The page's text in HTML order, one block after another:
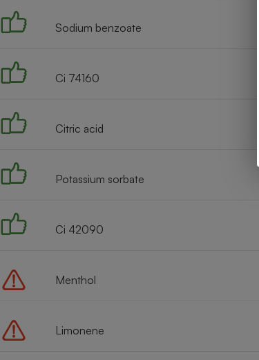
Sodium benzoate
Ci 74160
Citric acid
Potassium sorbate
Ci 42090
Menthol
Limonene